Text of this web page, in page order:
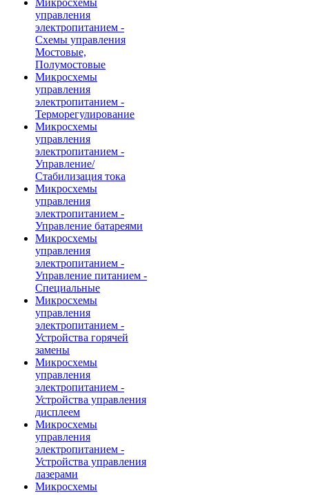
Микросхемы
управления
электропитанием -
Схемы управления
Мостовые,
Полумостовые
Микросхемы
управления
электропитанием -
Терморегулирование
Микросхемы
управления
электропитанием -
Управление/
Стабилизация тока
Микросхемы
управления
электропитанием -
Управление батареями
Микросхемы
управления
электропитанием -
Управление питанием -
Специальные
Микросхемы
управления
электропитанием -
Устройства горячей
замены
Микросхемы
управления
электропитанием -
Устройства управления
дисплеем
Микросхемы
управления
электропитанием -
Устройства управления
лазерами
Микросхемы